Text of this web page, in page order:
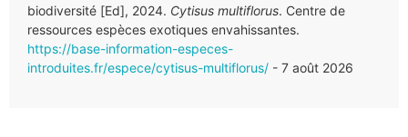
biodiversité [Ed], 2024. Cytisus multiflorus. Centre de
ressources espèces exotiques envahissantes.
https://base-information-especes-
introduites.fr/espece/cytisus-multiflorus/ - 7 août 2026